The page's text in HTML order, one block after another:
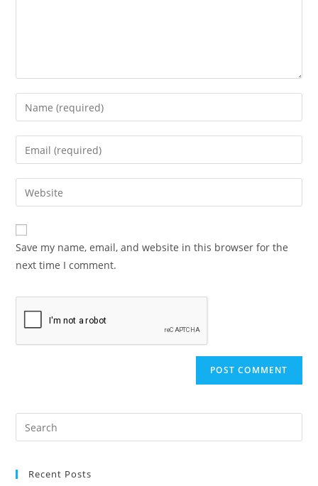
Save my name, email, and website in this browser for the
next time I comment.
Recent Posts